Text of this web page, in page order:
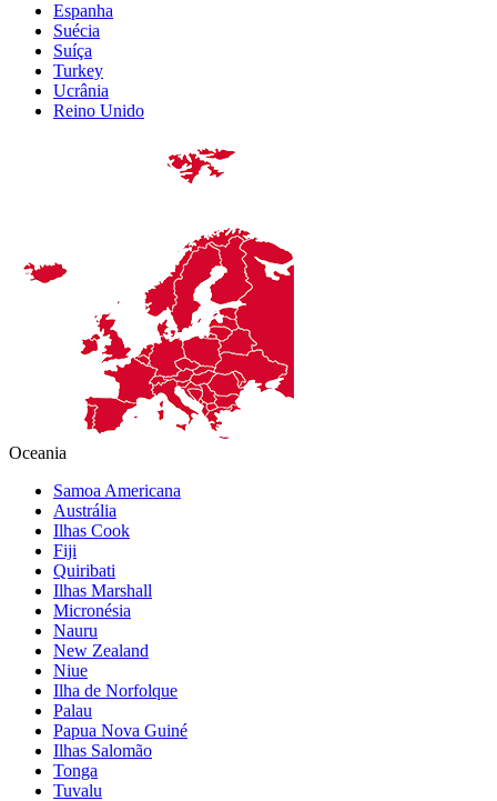
Espanha
Suécia
Suíça
Turkey
Ucrânia
Reino Unido
Oceania
Samoa Americana
Austrália
Ilhas Cook
Fiji
Quiribati
Ilhas Marshall
Micronésia
Nauru
New Zealand
Niue
Ilha de Norfolque
Palau
Papua Nova Guiné
Ilhas Salomão
Tonga
Tuvalu